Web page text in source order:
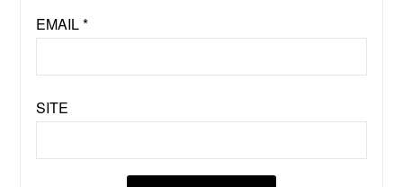
EMAIL*
SITE